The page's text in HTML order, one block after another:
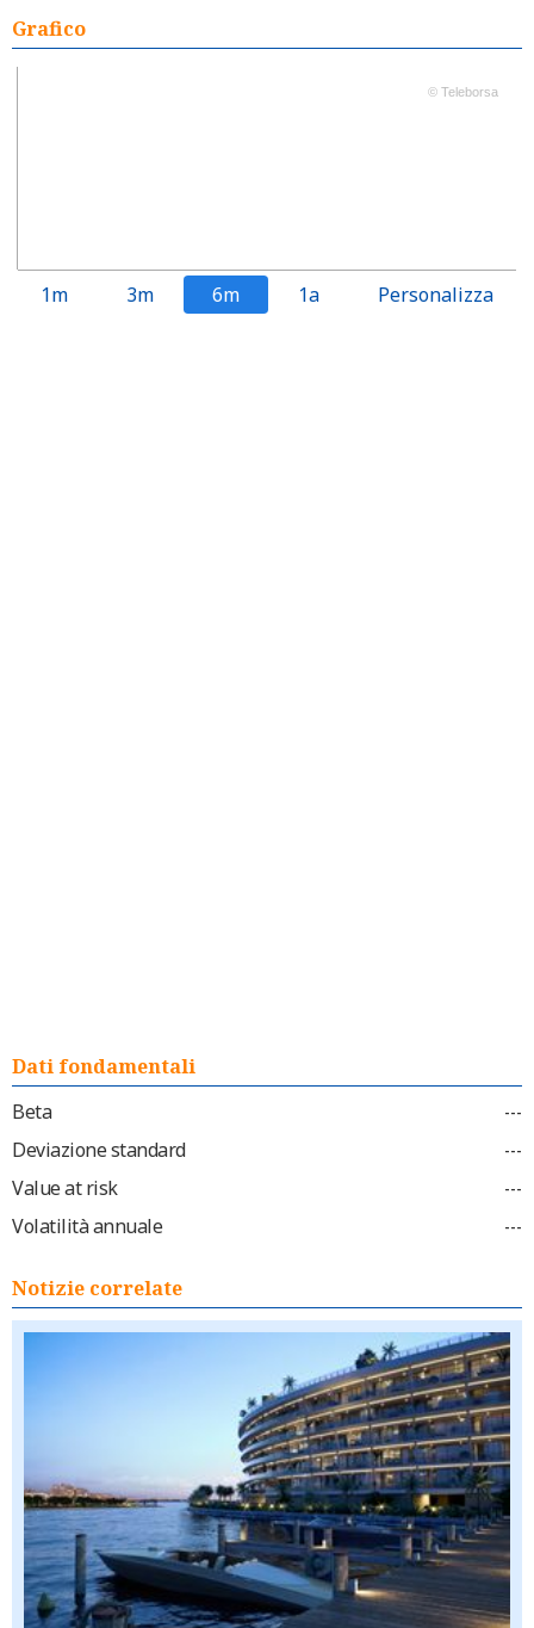
Grafico
© Teleborsa
1m 3m 6m 1a Personalizza
Dati fondamentali
Beta
---
Deviazione standard ---
Value at risk ---
Volatilità annuale ---
Notizie correlate